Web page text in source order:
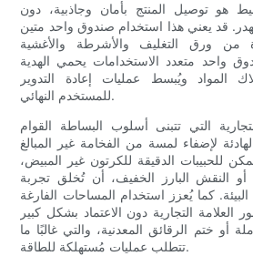
هو توصيل المنتج بأمان وجاذبية، دون
قد يعني هذا استخدام صندوق واحد متين
من ورق التغليف والأشرطة والأغشية
واحد متعدد الاستخدامات يحمي الهدية
المواد ويُبسط عمليات إعادة التدوير
للمستخدم النهائي.
التي تتبنى أسلوب البساطة القوام
لإضفاء لمسة من الفخامة غير المبالغ
للحبيبات الدقيقة للكرتون غير المبيض،
النقش البارز الخفيف، أن تُخلق تجربة
كما يُعزز استخدام المساحات الفارغة
التجارية دون الاعتماد بشكل كبير
أو ختم الرقائق المعدنية، والتي غالبًا ما
تتطلب عمليات مُستهلكة للطاقة.